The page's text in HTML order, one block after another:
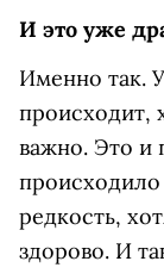
И это уже
Именно так.
происходит,
важно. Это и
редкость,
здорово. И